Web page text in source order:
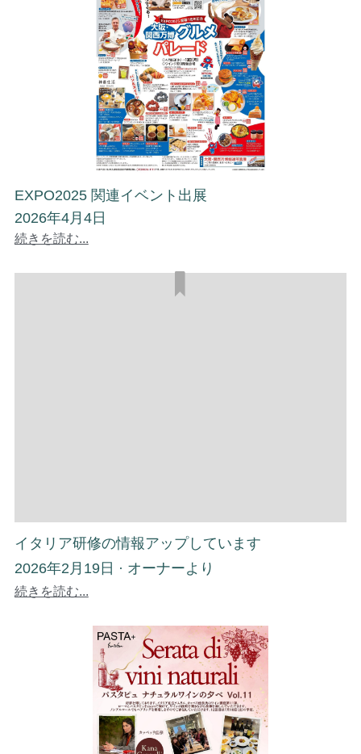
EXPO2025 関連イベント出展
2026年4月4日
続きを読む...
イタリア研修の情報アップしています
2026年2月19日 · オーナーより
続きを読む...